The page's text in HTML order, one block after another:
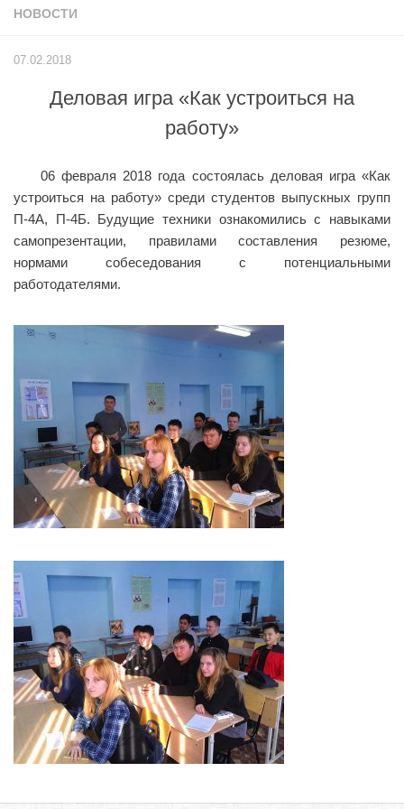
Учёный совет
Контакты РГУ СоцТех
Сведения об образовательной организации
Абитуриенту
Рейтинговые списки
Рекомендованные к зачислению
Приказы о зачислении
Студенту
Личный кабинет
Расписание учебных занятий студентов на 2-ое
Коллективные творческие дела
Библиотека
Студенческий совет
Студенческое научное общество
Социальная поддержка студентов
График учебного процесса
Электронное обучение и дистанционные
образовательные технологии
Демонстрационный экзамен
Родителям
Образовательный кредит
Памятка обучающимся
НОВОСТИ
07.02.2018
Деловая игра «Как устроиться на
работу»
06 февраля 2018 года состоялась деловая игра «Как
устроиться на работу» среди студентов выпускных групп
П-4А, П-4Б. Будущие техники ознакомились с навыками
самопрезентации, правилами составления резюме,
нормами собеседования с потенциальными
работодателями.